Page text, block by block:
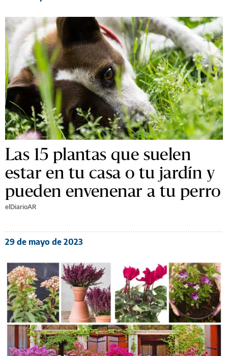
Las 15 plantas que suelen
estar en tu casa o tu jardín y
pueden envenenar a tu perro
elDiarioAR
29 de mayo de 2023